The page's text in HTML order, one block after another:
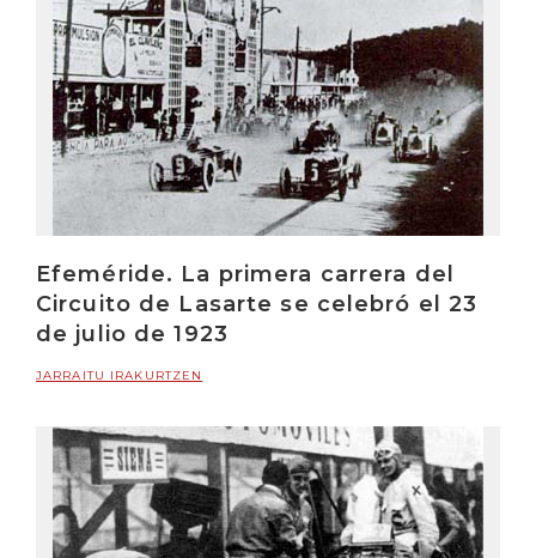
Efeméride. La primera carrera del
Circuito de Lasarte se celebró el 23
de julio de 1923
JARRAITU IRAKURTZEN